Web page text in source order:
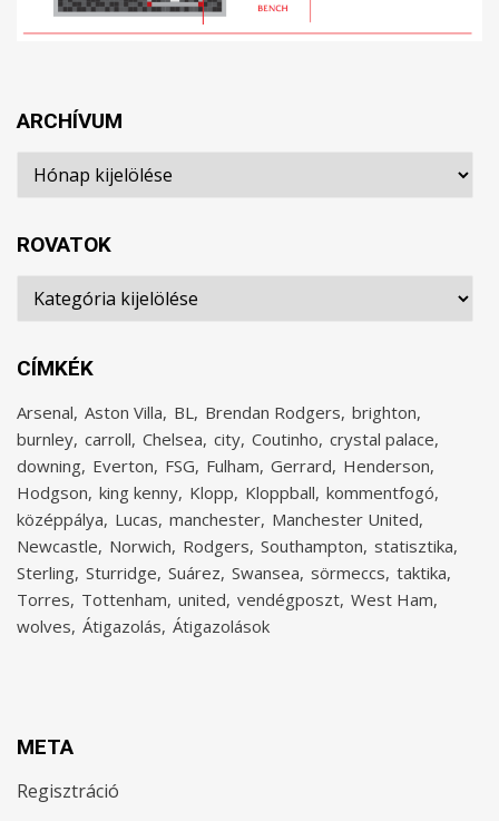
ARCHÍVUM
Archívum
ROVATOK
Rovatok
CÍMKÉK
Arsenal Aston Villa BL Brendan Rodgers brighton
burnley carroll Chelsea city Coutinho crystal palace
downing Everton FSG Fulham Gerrard Henderson
Hodgson king kenny Klopp Kloppball kommentfogó
középpálya Lucas manchester Manchester United
Newcastle Norwich Rodgers Southampton statisztika
Sterling Sturridge Suárez Swansea sörmeccs taktika
Torres Tottenham united vendégposzt West Ham
wolves Átigazolás Átigazolások
META
Regisztráció